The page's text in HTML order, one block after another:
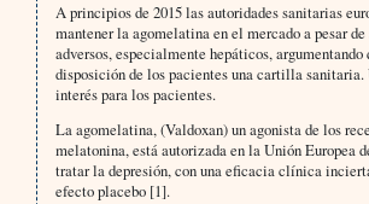
A principios de 2015 las autoridades sanitarias
mantener la agomelatina en el mercado a pesar de
adversos, especialmente hepáticos, argumentando
disposición de los pacientes una cartilla sanitaria.
interés para los pacientes.
La agomelatina, (Valdoxan) un agonista de los
melatonina, está autorizada en la Unión Europea
tratar la depresión, con una eficacia clínica
efecto placebo [1].